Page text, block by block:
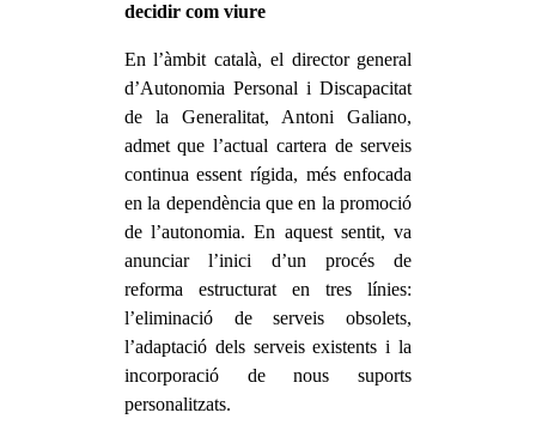
decidir com viure
En l’àmbit català, el director general
d’Autonomia Personal i Discapacitat
de la Generalitat, Antoni Galiano,
admet que l’actual cartera de serveis
continua essent rígida, més enfocada
en la dependència que en la promoció
de l’autonomia. En aquest sentit, va
anunciar l’inici d’un procés de
reforma estructurat en tres línies:
l’eliminació de serveis obsolets,
l’adaptació dels serveis existents i la
incorporació de nous suports
personalitzats.